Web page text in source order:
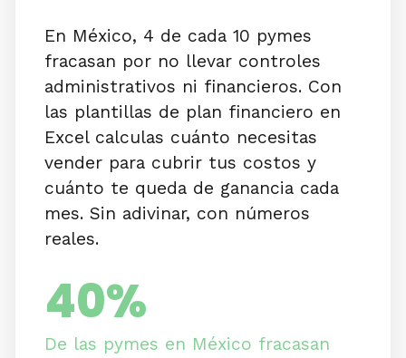
En México, 4 de cada 10 pymes
fracasan por no llevar controles
administrativos ni financieros. Con
las plantillas de plan financiero en
Excel calculas cuánto necesitas
vender para cubrir tus costos y
cuánto te queda de ganancia cada
mes. Sin adivinar, con números
reales.
40%​
De las pymes en México fracasan